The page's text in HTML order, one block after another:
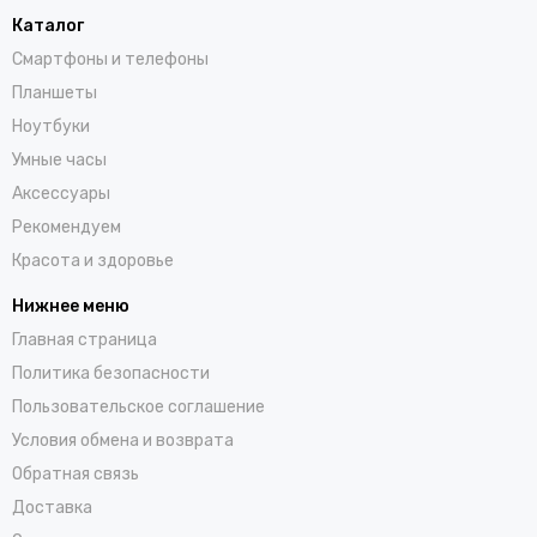
Каталог
Смартфоны и телефоны
Планшеты
Ноутбуки
Умные часы
Аксессуары
Рекомендуем
Красота и здоровье
Нижнее меню
Главная страница
Политика безопасности
Пользовательское соглашение
Условия обмена и возврата
Обратная связь
Доставка